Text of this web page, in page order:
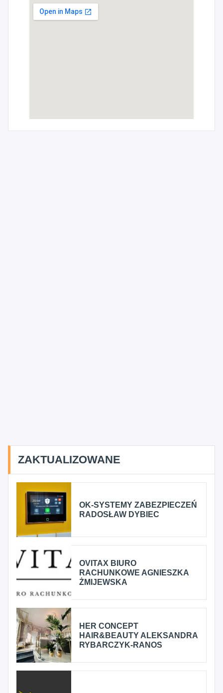
ZAKTUALIZOWANE
OK-SYSTEMY ZABEZPIECZEŃ
RADOSŁAW DYBIEC
OVITAX BIURO
RACHUNKOWE AGNIESZKA
ŻMIJEWSKA
HER CONCEPT
HAIR&BEAUTY ALEKSANDRA
RYBARCZYK-RANOS